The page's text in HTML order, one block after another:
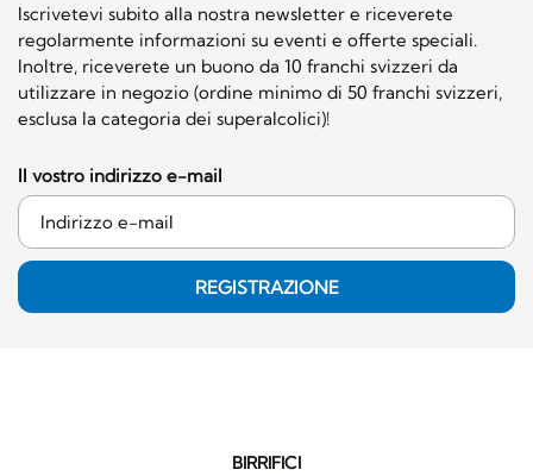
Iscrivetevi subito alla nostra newsletter e riceverete
regolarmente informazioni su eventi e offerte speciali.
Inoltre, riceverete un buono da 10 franchi svizzeri da
utilizzare in negozio (ordine minimo di 50 franchi svizzeri,
esclusa la categoria dei superalcolici)!
Il vostro indirizzo e-mail
REGISTRAZIONE
BIRRIFICI